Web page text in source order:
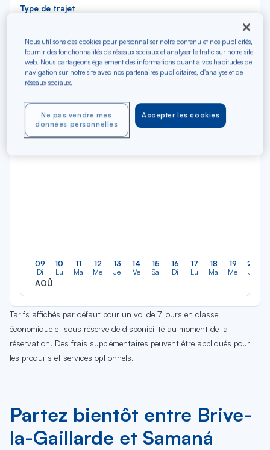
Type de trajet
Filtrer Vider
Précédent
N/A*
Aller / Retour — Économique
09
Di
AOÛ
10
Lu
11
Ma
12
Me
13
Je
14
Ve
15
Sa
16
Di
17
Lu
18
Ma
19
Me
20
Je
Tarifs affichés par défaut pour un vol de 7 jours en classe
économique et sous réserve de disponibilité au moment de la
réservation. Des frais supplémentaires peuvent être appliqués pour
les produits et services optionnels.
Partez bientôt entre Brive-
la-Gaillarde et Samaná
Nous utilisons des cookies pour personnaliser notre contenu et nos publicités,
fournir des fonctionnalités de réseaux sociaux et analyser le trafic sur notre site
web. Nous partageons également des informations quant à vos habitudes de
navigation sur notre site avec nos partenaires publicitaires, d'analyse et de
réseaux sociaux.
Accepter les cookies
Ne pas vendre mes
données personnelles